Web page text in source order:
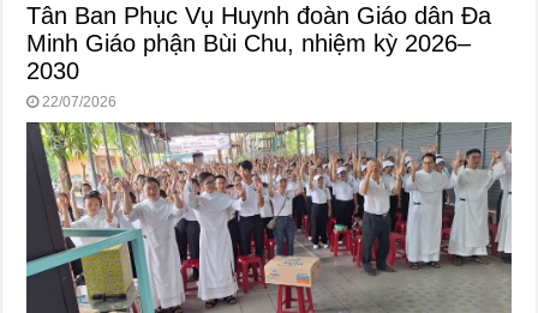
Tân Ban Phục Vụ Huynh đoàn Giáo dân Đa
Minh Giáo phận Bùi Chu, nhiệm kỳ 2026–
2030
22/07/2026